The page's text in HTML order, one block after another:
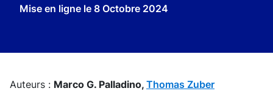
Mise en ligne le 8 Octobre 2024
Auteurs : Marco G. Palladino, Thomas Zuber